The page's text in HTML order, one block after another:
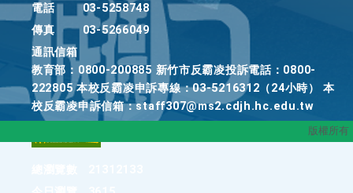
電話
03-5258748
傳真
03-5266049
通訊信箱
教育部：0800-200885 新竹市反霸凌投訴電話：0800-
222805 本校反霸凌申訴專線：03-5216312（24小時） 本
校反霸凌申訴信箱：staff307@ms2.cdjh.hc.edu.tw
版權所有